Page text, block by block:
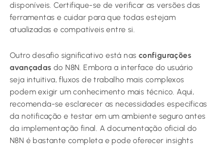
disponíveis. Certifique-se de verificar as versões das
ferramentas e cuidar para que todas estejam
atualizadas e compatíveis entre si.
Outro desafio significativo está nas configurações
avançadas do N8N. Embora a interface do usuário
seja intuitiva, fluxos de trabalho mais complexos
podem exigir um conhecimento mais técnico. Aqui,
recomenda-se esclarecer as necessidades específicas
da notificação e testar em um ambiente seguro antes
da implementação final. A documentação oficial do
N8N é bastante completa e pode oferecer insights